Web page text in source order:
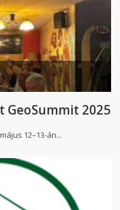
GeoSummit 2025
12–13-án...